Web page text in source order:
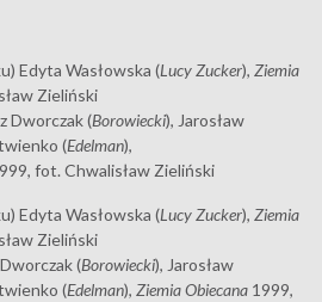
Edyta Wasłowska (Lucy Zucker), Ziemia
Zieliński
(Borowiecki), Jarosław
(Edelman),
fot. Chwalisław Zieliński
Edyta Wasłowska (Lucy Zucker), Ziemia
Zieliński
(Borowiecki), Jarosław
(Edelman), Ziemia Obiecana 1999,